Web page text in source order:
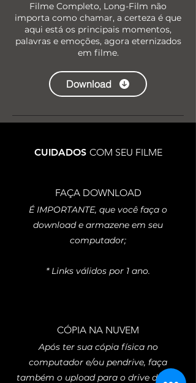
Filme Completo, Long-Film não
importa como chamar, a certeza é que
aqui está os principais momentos,
palavras e emoções, agora eternizados
em filme.
Download
CUIDADOS COM SEU FILME
FAÇA DOWNLOAD
É IMPORTANTE, que você faça o
download e armazene em seu
computador;
* Links válidos por 1 ano.
CÓPIA NA NUVEM
Após ter sua cópia física no
computador e/ou pendrive, faça
também o upload para o drive de seu